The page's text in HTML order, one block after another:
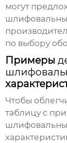
могут
по выбору
Примеры
Чтобы
таблицу с